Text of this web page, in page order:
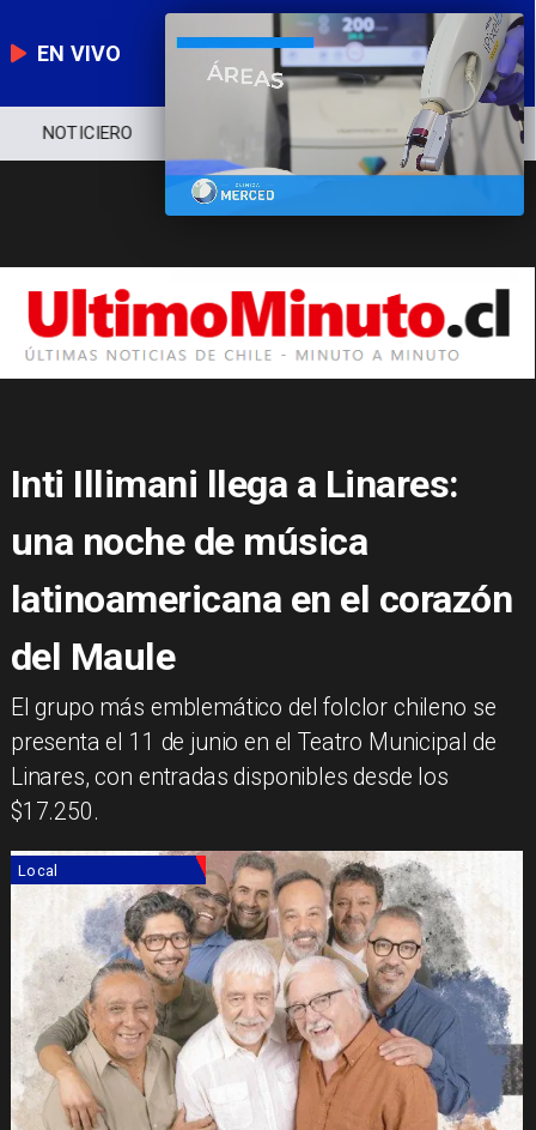
EN VIVO
NOTICIERO POLÍTICA ECONOMÍA
Inti Illimani llega a Linares:
una noche de música
latinoamericana en el corazón
del Maule
​El grupo más emblemático del folclor chileno se
presenta el 11 de junio en el Teatro Municipal de
Linares, con entradas disponibles desde los
$17.250.
Local